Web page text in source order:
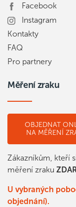
Facebook
Instagram
Kontakty
FAQ
Pro partnery
Měření zraku
OBJEDNAT
NA MĚŘENÍ
Zákazníkům, kteří
měření zraku
U vybraných
objednání).